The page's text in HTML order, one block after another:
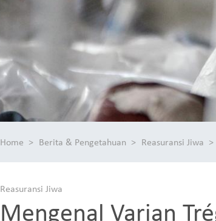
Home Berita & Pengetahuan Reasuransi Jiwa
Reasuransi Jiwa
Mengenal Varian